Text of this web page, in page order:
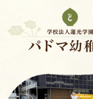
メインメニュー
ここから本文です。